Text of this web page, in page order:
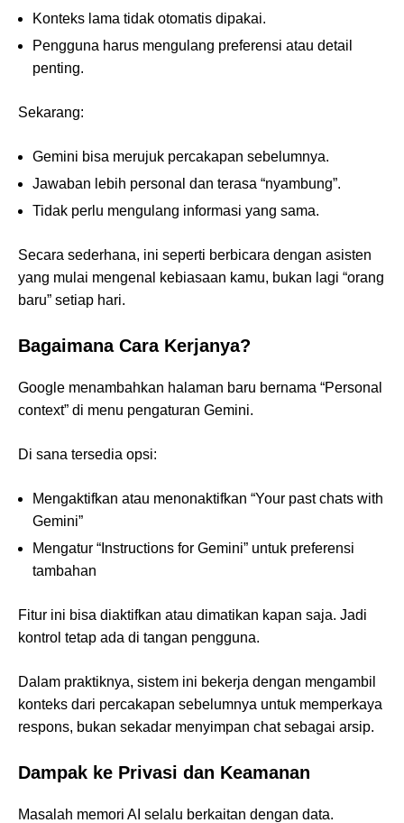
Konteks lama tidak otomatis dipakai.
Pengguna harus mengulang preferensi atau detail
penting.
Sekarang:
Gemini bisa merujuk percakapan sebelumnya.
Jawaban lebih personal dan terasa “nyambung”.
Tidak perlu mengulang informasi yang sama.
Secara sederhana, ini seperti berbicara dengan asisten
yang mulai mengenal kebiasaan kamu, bukan lagi “orang
baru” setiap hari.
Bagaimana Cara Kerjanya?
Google menambahkan halaman baru bernama “Personal
context” di menu pengaturan Gemini.
Di sana tersedia opsi:
Mengaktifkan atau menonaktifkan “Your past chats with
Gemini”
Mengatur “Instructions for Gemini” untuk preferensi
tambahan
Fitur ini bisa diaktifkan atau dimatikan kapan saja. Jadi
kontrol tetap ada di tangan pengguna.
Dalam praktiknya, sistem ini bekerja dengan mengambil
konteks dari percakapan sebelumnya untuk memperkaya
respons, bukan sekadar menyimpan chat sebagai arsip.
Dampak ke Privasi dan Keamanan
Masalah memori AI selalu berkaitan dengan data.